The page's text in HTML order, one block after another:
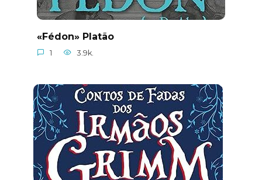
«Fédon» Platão
1 3.9k.